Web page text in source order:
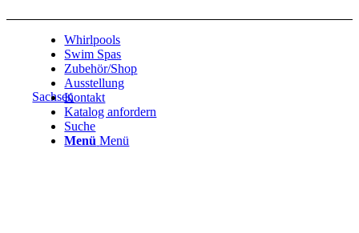
Whirlpools
Swim Spas
Zubehör/Shop
Ausstellung
Kontakt
Katalog anfordern
Suche
Menü Menü